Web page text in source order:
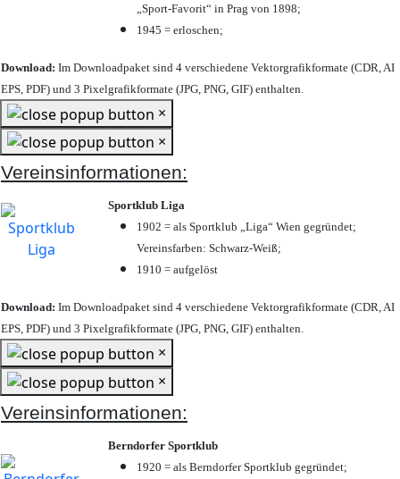
„Sport-Favorit“ in Prag von 1898;
1945 = erloschen;
Download: Im Downloadpaket sind 4 verschiedene Vektorgrafikformate (CDR, AI
EPS, PDF) und 3 Pixelgrafikformate (JPG, PNG, GIF) enthalten.
×
×
Vereinsinformationen:
Sportklub Liga
1902 = als Sportklub „Liga“ Wien gegründet;
Vereinsfarben: Schwarz-Weiß;
1910 = aufgelöst
Download: Im Downloadpaket sind 4 verschiedene Vektorgrafikformate (CDR, AI
EPS, PDF) und 3 Pixelgrafikformate (JPG, PNG, GIF) enthalten.
×
×
Vereinsinformationen:
Berndorfer Sportklub
1920 = als Berndorfer Sportklub gegründet;